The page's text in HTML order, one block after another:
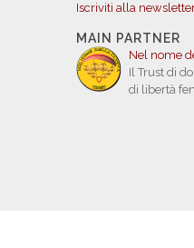
Iscriviti alla
MAIN PARTNER
Nel nome
Il Trust di
di libertà